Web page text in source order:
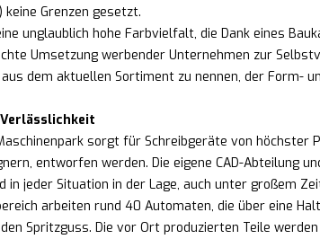
Grenzen gesetzt.
unglaublich hohe Farbvielfalt, die Dank eines
Umsetzung werbender Unternehmen zur
dem aktuellen Sortiment zu nennen, der Form-
sorgt für Schreibgeräte von höchster
entworfen werden. Die eigene CAD-Abteilung
in jeder Situation in der Lage, auch unter großem
arbeiten rund 40 Automaten, die über eine
Spritzguss. Die vor Ort produzierten Teile